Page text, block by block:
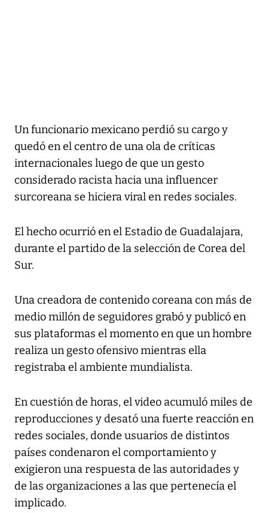
Un funcionario mexicano perdió su cargo y
quedó en el centro de una ola de críticas
internacionales luego de que un gesto
considerado racista hacia una influencer
surcoreana se hiciera viral en redes sociales.
El hecho ocurrió en el Estadio de Guadalajara,
durante el partido de la selección de Corea del
Sur.
Una creadora de contenido coreana con más de
medio millón de seguidores grabó y publicó en
sus plataformas el momento en que un hombre
realiza un gesto ofensivo mientras ella
registraba el ambiente mundialista.
En cuestión de horas, el video acumuló miles de
reproducciones y desató una fuerte reacción en
redes sociales, donde usuarios de distintos
países condenaron el comportamiento y
exigieron una respuesta de las autoridades y
de las organizaciones a las que pertenecía el
implicado.